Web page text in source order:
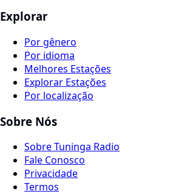
Explorar
Por gênero
Por idioma
Melhores Estações
Explorar Estações
Por localização
Sobre Nós
Sobre Tuninga Radio
Fale Conosco
Privacidade
Termos